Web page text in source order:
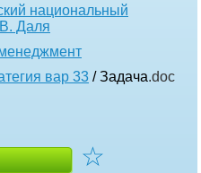
национальный
Даля
вар 33 / Задача.doc
☆